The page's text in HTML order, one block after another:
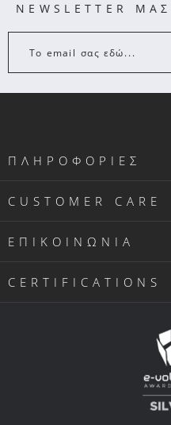
NEWSLETTER ΜΑΣ
Το email σας εδώ...
ΠΛΗΡΟΦΟΡΙΕΣ
CUSTOMER CARE
ΕΠΙΚΟΙΝΩΝΙΑ
CERTIFICATIONS